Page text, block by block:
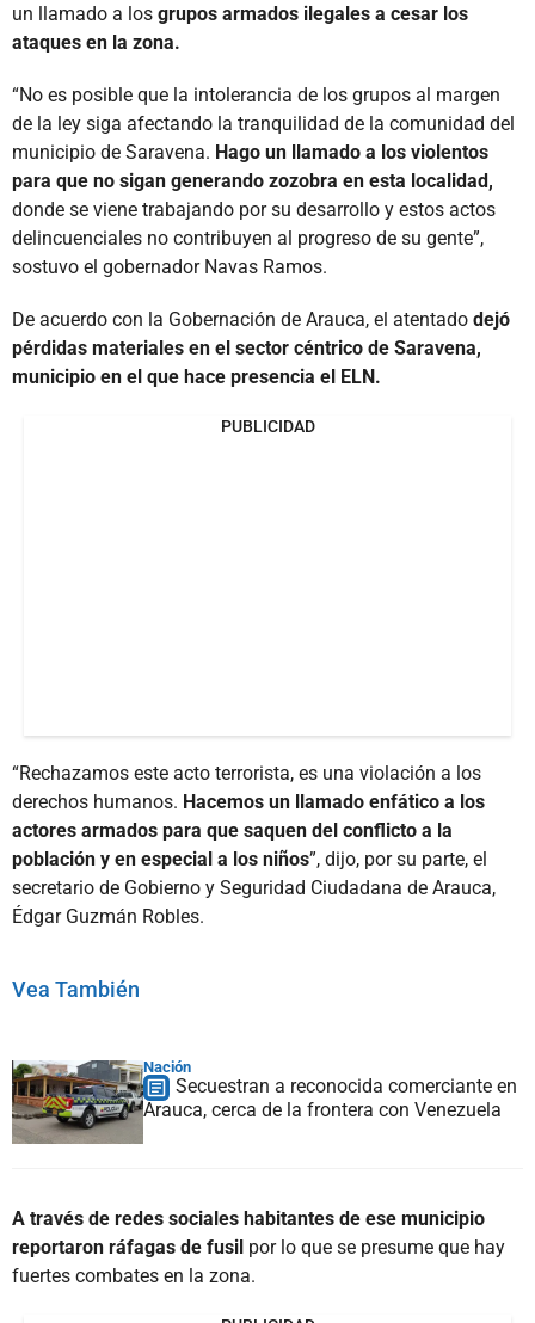
un llamado a los grupos armados ilegales a cesar los
ataques en la zona.
“No es posible que la intolerancia de los grupos al margen
de la ley siga afectando la tranquilidad de la comunidad del
municipio de Saravena. Hago un llamado a los violentos
para que no sigan generando zozobra en esta localidad,
donde se viene trabajando por su desarrollo y estos actos
delincuenciales no contribuyen al progreso de su gente”,
sostuvo el gobernador Navas Ramos.
De acuerdo con la Gobernación de Arauca, el atentado dejó
pérdidas materiales en el sector céntrico de Saravena,
municipio en el que hace presencia el ELN.
PUBLICIDAD
“Rechazamos este acto terrorista, es una violación a los
derechos humanos. Hacemos un llamado enfático a los
actores armados para que saquen del conflicto a la
población y en especial a los niños”, dijo, por su parte, el
secretario de Gobierno y Seguridad Ciudadana de Arauca,
Édgar Guzmán Robles.
Vea También
Nación
Secuestran a reconocida comerciante en
Arauca, cerca de la frontera con Venezuela
A través de redes sociales habitantes de ese municipio
reportaron ráfagas de fusil por lo que se presume que hay
fuertes combates en la zona.